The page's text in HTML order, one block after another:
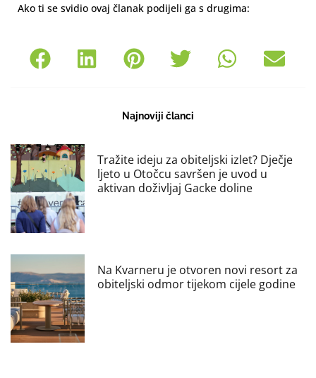
Ako ti se svidio ovaj članak podijeli ga s drugima:
Najnoviji članci
Tražite ideju za obiteljski izlet? Dječje
ljeto u Otočcu savršen je uvod u
aktivan doživljaj Gacke doline
Na Kvarneru je otvoren novi resort za
obiteljski odmor tijekom cijele godine